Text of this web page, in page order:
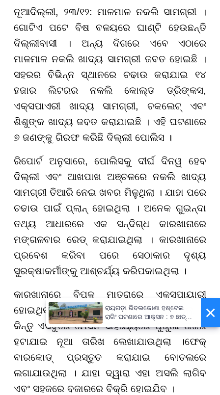
ନୂଆଦିଲ୍ଲୀ, ୨୩/୧୨: ମାଳମାଳ ନକଲି ସାମଗ୍ରୀ ।
ଗୋଟିଏ ପଟେ ବିଷ ବଳୟରେ ଘାଣ୍ଟି ହେଉଛନ୍ତି
ଦିଲ୍ଲୀବାସୀ । ଅନ୍ୟ ଦିଗରେ ଏବେ ଏଠାରେ
ମାଳମାଳ ନକଲି ଖାଦ୍ୟ ସାମଗ୍ରୀ ଜବତ ହୋଇଛି ।
ସହରର ବିଭିନ୍ନ ସ୍ଥାନରେ ଚଢାଉ କରାଯାଇ ୧୪
ହଜାର ଲିଟରର ନକଲି କୋଲ୍ଡ ଡ୍ରିଙ୍କସ,
ଏକ୍ସପାଏରୀ ଖାଦ୍ୟ ସାମଗ୍ରୀ, ଚକଲେଟ୍ ଏବଂ
ଶିଶୁଙ୍କ ଖାଦ୍ୟ ଜବତ କରାଯାଇଛି । ଏହି ଘଟଣାରେ
୭ ଜଣଙ୍କୁ ଗିରଫ କରିଛି ଦିଲ୍ଲୀ ପୋଲିସ ।
ରିପୋର୍ଟ ଅନୁସାରେ, ପୋଲିସକୁ ଦୀର୍ଘ ଦିନୱ ହେବ
ଦିଲ୍ଲୀ ଏବଂ ଆଖପାଖ ଅଞ୍ଚଳରେ ନକଲି ଖାଦ୍ୟ
ସାମଗ୍ରୀ ତିଆରି ନେଇ ଖବର ମିଳୁଥିଲା । ଯାହା ପରେ
ଚଢାଉ ପାଇଁ ପ୍ଲାନ୍ ହୋଇଥିଲା । ଅନେକ ଗୁଇନ୍ଦା
ତଥ୍ୟ ଆଧାରରେ ଏକ ସନ୍ଦିଗ୍ଧ କାରଖାନାରେ
ମଙ୍ଗଳବାର ରେଡ୍ କରାଯାଇଥିଲା । କାରଖାନାରେ
ପ୍ରବେଶ କରିବା ପରେ ସେଠାକାର ଦୃଶ୍ୟ
ସୁରକ୍ଷାକର୍ମୀଙ୍କୁ ଆଶ୍ଚର୍ଯ୍ୟ କରିପକାଇଥିଲା ।
କାରଖାନାରେ ବିପୁଳ ମାତ୍ରାରେ ଏକ୍ସପାୟାରୀ
ହୋଇଥିବା କୋଲ୍ଡ ଡ୍ରିଙ୍କସ ରଖାଯାଇଥିଲା ।
କିନ୍ତୁ ଏସବୁରେ ମେସିନ ସାହାଯ୍ୟରେ ପୁରୁଣା ତାରିଖ
ହଟାଯାଇ ନୂଆ ତାରିଖ ଲେଖାଯାଉଥିଲା ।ଫେକ୍
ବାରକୋଡ୍ ପ୍ରସ୍ତୁତ କରାଯାଇ ବୋତଲରେ
ଲଗାଯାଉଥିଲା । ଯାହା ଦ୍ୱାରା ଏହା ଅସଲି ଲାଗିବ
ଏବଂ ସହଜରେ ବଜାରରେ ବିକ୍ରି ହୋଇଯିବ ।
×
ରାୟଗଡ଼ା ରିବଲକୋଣା ହଷ୍ଟେଲ
ରାଗିଂ ଘଟଣାରେ ଆକ୍ସନ : ୭ ଛାତ୍ର
ବହିଷ୍କୃତ, ପ୍ରଧାନଶିକ୍ଷକଙ୍କୁ